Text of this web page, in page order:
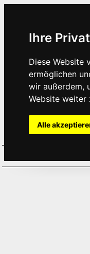
Ihre
Diese Website
ermöglichen
wir außerdem,
Website weiter
Alle